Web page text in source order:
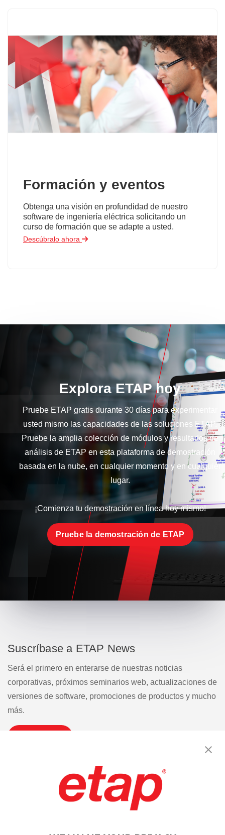
Formación y eventos
Obtenga una visión en profundidad de nuestro
software de ingeniería eléctrica solicitando un
curso de formación que se adapte a usted.
Descúbralo ahora
Explora ETAP hoy
Pruebe ETAP gratis durante 30 días para experimentar
usted mismo las capacidades de las soluciones ETAP.
Pruebe la amplia colección de módulos y resultados de
análisis de ETAP en esta plataforma de demostración
basada en la nube, en cualquier momento y en cualquier
lugar.
¡Comienza tu demostración en línea hoy mismo!
Pruebe la demostración de ETAP
Suscríbase a ETAP News
Será el primero en enterarse de nuestras noticias
corporativas, próximos seminarios web, actualizaciones de
versiones de software, promociones de productos y mucho
más.
Contáctenos | Condiciones de uso
política de privacidad Mapa del sitio